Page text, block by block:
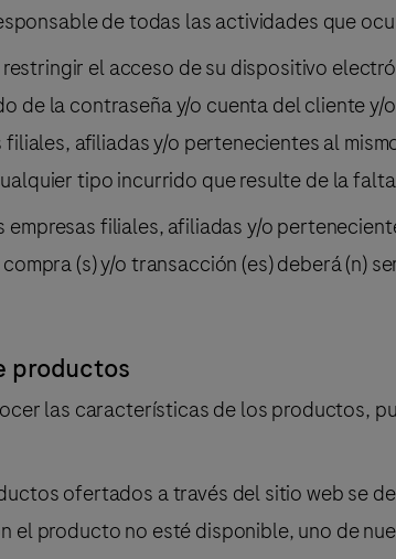
de todas las actividades que
el acceso de su dispositivo
de la contraseña y/o cuenta del cliente
filiales, afiliadas y/o pertenecientes al
tipo incurrido que resulte de la
empresas filiales, afiliadas y/o
(s) y/o transacción (es) deberá (n)
productos
las características de los productos,
ofertados a través del sitio web se
el producto no esté disponible, uno de